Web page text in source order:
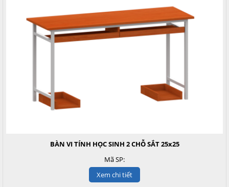
BÀN VI TÍNH HỌC SINH 2 CHỖ SẮT 25x25
Mã SP:
Xem chi tiết